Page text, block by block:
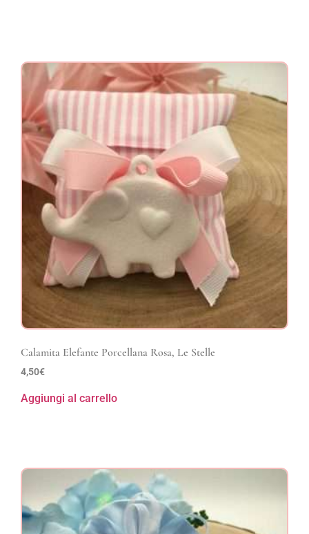
Calamita Elefante Porcellana Rosa, Le Stelle
4,50€
Aggiungi al carrello